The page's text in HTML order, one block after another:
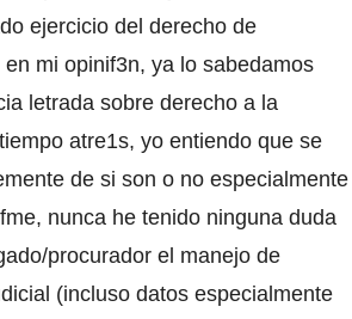
ejercicio del derecho de
mi opinif3n, ya lo sabedamos
letrada sobre derecho a la
atre1s, yo entiendo que se
de si son o no especialmente
nunca he tenido ninguna duda
procurador el manejo de
(incluso datos especialmente